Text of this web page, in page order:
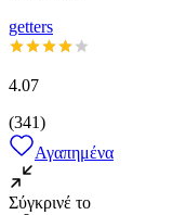
getters
4.07
(341)
Αγαπημένα
Σύγκρινέ το